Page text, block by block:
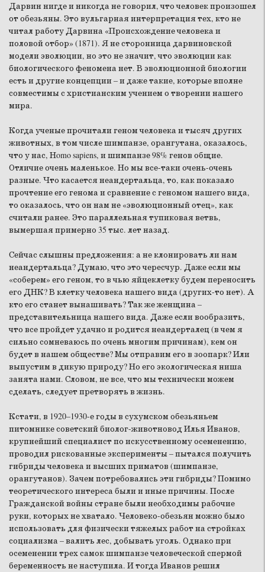
Дарвин нигде и никогда не говорил, что человек произошел
от обезьяны. Это вульгарная интерпретация тех, кто не
читал работу Дарвина «Происхождение человека и
половой отбор» (1871). Я не сторонница дарвиновской
модели эволюции, но это не значит, что эволюции как
биологического феномена нет. В эволюционной биологии
есть и другие концепции – и даже такие, которые вполне
совместимы с христианским учением о творении нашего
мира.
Когда ученые прочитали геном человека и тысяч других
животных, в том числе шимпанзе, орангутана, оказалось,
что у нас, Нomo sapiens, и шимпанзе 98% генов общие.
Отличие очень маленькое. Но мы все-таки очень-очень
разные. Что касается неандертальца, то, как показало
прочтение его генома и сравнение с геномом нашего вида,
то оказалось, что он нам не «эволюционный отец», как
считали ранее. Это параллельная тупиковая ветвь,
вымершая примерно 35 тыс. лет назад.
Сейчас слышны предложения: а не клонировать ли нам
неандертальца? Думаю, что это чересчур. Даже если мы
«соберем» его геном, то в чью яйцеклетку будем переносить
его ДНК? В клетку человека нашего вида (других-то нет). А
кто его станет вынашивать? Так же женщина –
представительница нашего вида. Даже если вообразить,
что все пройдет удачно и родится неандерталец (в чем я
сильно сомневаюсь по очень многим причинам), кем он
будет в нашем обществе? Мы отправим его в зоопарк? Или
выпустим в дикую природу? Но его экологическая ниша
занята нами. Словом, не все, что мы технически можем
сделать, следует претворять в жизнь.
Кстати, в 1920–1930-е годы в сухумском обезьяньем
питомнике советский биолог-животновод Илья Иванов,
крупнейший специалист по искусственному осеменению,
проводил рискованные эксперименты – пытался получить
гибриды человека и высших приматов (шимпанзе,
орангутанов). Зачем потребовались эти гибриды? Помимо
теоретического интереса были и иные причины. После
Гражданской войны стране были необходимы рабочие
руки, которых не хватало. Человеко-обезьян можно было
использовать для физически тяжелых работ на стройках
социализма – валить лес, добывать уголь. Однако при
осеменении трех самок шимпанзе человеческой спермой
беременность не наступила. И тогда Иванов решил